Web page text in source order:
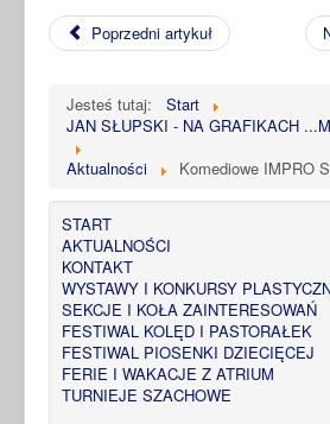
Poprzedni artykuł
Jesteś tutaj:
Start
JAN SŁUPSKI - NA GRAFIKACH
Aktualności
Komediowe IMPRO
START
AKTUALNOŚCI
KONTAKT
WYSTAWY I KONKURSY
SEKCJE I KOŁA ZAINTERESOWAŃ
FESTIWAL KOLĘD I PASTORAŁEK
FESTIWAL PIOSENKI DZIECIĘCEJ
FERIE I WAKACJE Z ATRIUM
TURNIEJE SZACHOWE